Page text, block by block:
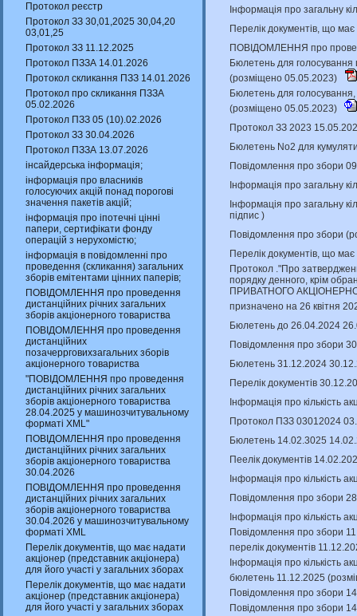
Протокол реєстр
Протокол ЗЗ 30,01,2025 30,04,20
03,01,25
Протокол ЗЗ 11.12.2025
Протокол ПЗЗА 14.01.2026
Протокол скликання ПЗЗ 14.01.2026
Протокол про скликання ПЗЗА
05.02.2026
Протокол ПЗЗ 05 (10).02.2026
Протокол ЗЗ 30.04.2026
Протокол ПЗЗА 13.07.2026
інсайдерська інформація;
інформація про власників
голосуючих акцій понад порогові
значення пакетів акцій;
інформація про іпотечні цінні
папери, сертифікати фонду
операцій з нерухомістю;
інформація в повідомленні про
проведення (скликання) загальних
зборів емітентами цінних паперів;
ПОВІДОМЛЕННЯ про проведення
дистанційних річних загальних
зборів акціонерного товариства
ПОВІДОМЛЕННЯ про проведення
дистанційних
позачеррговихзагальних зборів
акціонерного товариства
"ПОВІДОМЛЕННЯ про проведення
дистанційних річних загальних
зборів акціонерного товариства
28.04.2025 у машинозчитувальному
форматі XML"
ПОВІДОМЛЕННЯ про проведення
дистанційних річних загальних
зборів акціонерного товариства
30.04.2026
ПОВІДОМЛЕННЯ про проведення
дистанційних річних загальних
зборів акціонерного товариства
30.04.2026 у машинозчитувальному
форматі XML
Перелік документів, що має надати
акціонер (представник акціонера)
для його участі у загальних зборах
Перелік документів, що має надати
акціонер (представник акціонера)
для його участі у загальних зборах
Інформація про загальну
Перелік документів, що
ПОВІДОМЛЕННЯ про
Бюлетень для голосування
(розміщено 05.05.2023)
Бюлетень для
(розміщено 05.05.2023)
Протокол ЗЗ 2023
Бюлетень No2 для
Повідомлення про збори
Інформація про загальну
Інформація про загальну
підпис )
Повідомлення про збори
Перелік документів, що
Протокол ."Про
порядку денного, крім
ПРИВАТНОГО
призначено на 26 квітня
Бюлетень до 26.04.2024
Повідомлення про збори
Бюлетень 31.12.2024
Перелік документів
Інформація про кількість
Протокол ПЗЗ 03012024
Бюлетень 14.02.3025
Пеелік документів
Інформація про кількість
Повідомлення про збори
Інформація про кількість
Повідомлення про збори
перелік документів
Інформація про кількість
бюлетень 11.12.2025
Повідомлення про збори
Повідомлення про збори